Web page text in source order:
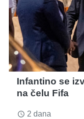
Infantino se
na čelu Fifa
access_time 2 dana